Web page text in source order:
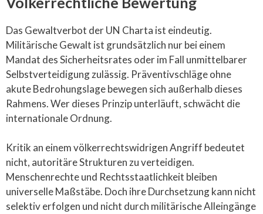
Das Gewaltverbot der UN Charta ist eindeutig.
Militärische Gewalt ist grundsätzlich nur bei einem
Mandat des Sicherheitsrates oder im Fall unmittelbarer
Selbstverteidigung zulässig. Präventivschläge ohne
akute Bedrohungslage bewegen sich außerhalb dieses
Rahmens. Wer dieses Prinzip unterläuft, schwächt die
internationale Ordnung.
Kritik an einem völkerrechtswidrigen Angriff bedeutet
nicht, autoritäre Strukturen zu verteidigen.
Menschenrechte und Rechtsstaatlichkeit bleiben
universelle Maßstäbe. Doch ihre Durchsetzung kann nicht
selektiv erfolgen und nicht durch militärische Alleingänge